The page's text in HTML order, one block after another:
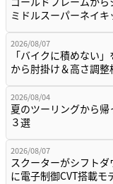
ミドルスーパーネイ
2026/08/07
「バイクに積めない
から肘掛け＆高さ調
2026/08/04
夏のツーリングから
３選
2026/08/07
スクーターがシフト
に電子制御CVT搭載